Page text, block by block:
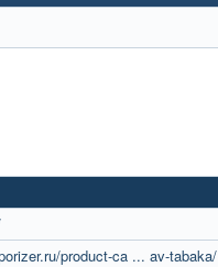
product-ca ... av-tabaka/